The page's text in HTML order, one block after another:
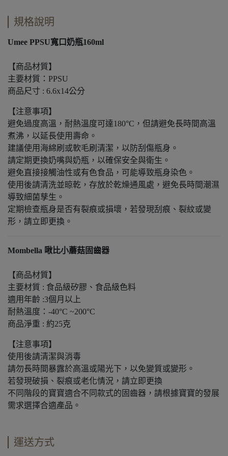
規格說明
Umee PPSU寬口奶瓶160ml
【商品材質】
主要材質：PPSU
商品尺寸 : 6.6x14公分
【注意事項】
避免過度高溫，耐熱溫度可達180°C，但請避免長時間高溫
煮沸，以延長使用壽命。
建議使用海綿刷或軟毛刷清潔，以防刮傷瓶身。
請定期更換奶嘴與奶瓶，以確保安全與衛生。
避免直接接觸油性或有色食品，可能導致瓶身染色。
使用後請清洗並晾乾，存放於乾燥通風處，避免長時間潮濕
導致細菌孳生。
定期檢查瓶身是否有裂痕或損壞，若發現刮痕、裂紋或變
形，請立即更換。
Mombella 啾比小蘑菇固齒器
【商品材質】
主要材質 : 食品級矽膠、食品級色料
適用年齡 :3個月以上
耐熱溫度：-40°C ~200°C
商品淨重 : 約25克
【注意事項】
使用後請清潔與消毒
請勿長時間暴露於高溫或陽光下，以免變質或變形。
若發現破損、裂痕或老化情況，請立即更換
不同階段的寶寶適合不同款式的固齒器，請根據寶寶的發展
需求選擇合適產品。
運送方式